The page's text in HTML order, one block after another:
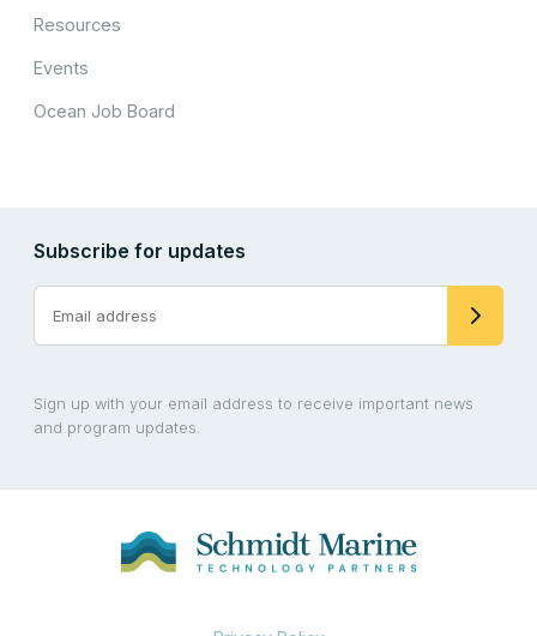
Resources
Events
Ocean Job Board
Subscribe for updates
Sign up with your email address to receive important news
and program updates.